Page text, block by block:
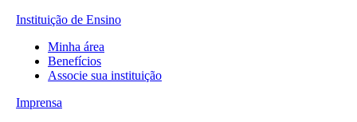
Instituição de Ensino
Minha área
Benefícios
Associe sua instituição
Imprensa